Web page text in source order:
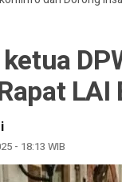
LAI
- 18:13 WIB